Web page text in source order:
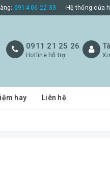
0914 06 22 33 Hệ thống cửa
0911 21 25 26
Hotline hỗ trợ
hay Liên hệ